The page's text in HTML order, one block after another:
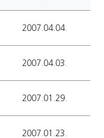
2007.04.04.
2007.04.03.
2007.01.29.
2007.01.23.